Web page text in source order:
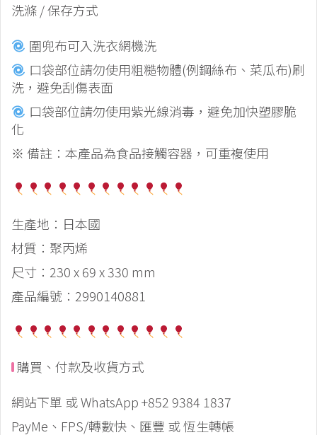
洗滌 / 保存方式
圍兜布可入洗衣網機洗
口袋部位請勿使用粗糙物體(例鋼絲布、菜瓜布)刷
洗，避免刮傷表面
口袋部位請勿使用紫光線消毒，避免加快塑膠脆
化
※ 備註：本產品為食品接觸容器，可重複使用
生產地：日本國
材質：聚丙烯
尺寸：230 x 69 x 330 mm
產品編號：2990140881
購買、付款及收貨方式
網站下單 或 WhatsApp +852 9384 1837
PayMe、FPS/轉數快、匯豐 或 恆生轉帳